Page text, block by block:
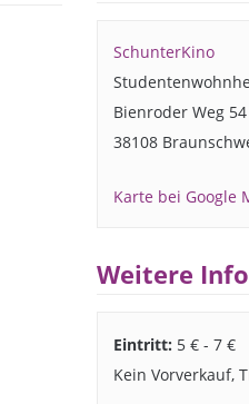
SchunterKino
Bienroder Weg 54
38108
Karte bei Google
Weitere
Eintritt: 5 € - 7 €
Kein Vorverkauf,